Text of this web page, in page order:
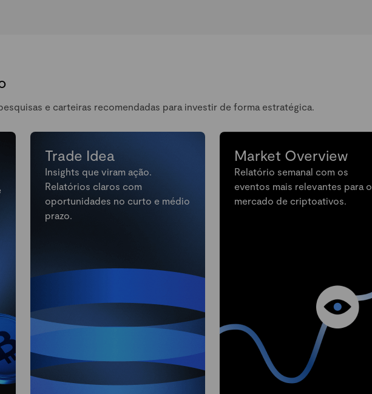
e carteiras recomendadas para investir de forma estratégica.
Trade Idea
Insights que viram ação.
Relatórios claros com
oportunidades no curto e médio
prazo.
Market Overview
Relatório semanal com os
eventos mais relevantes para o
mercado de criptoativos.